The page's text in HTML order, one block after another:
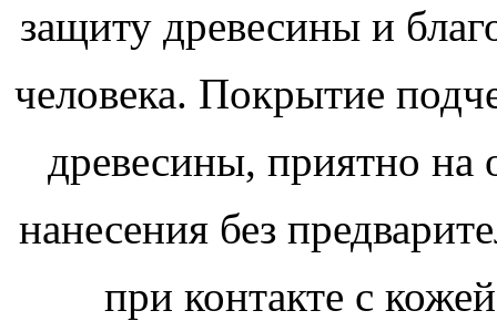
защиту древесины и
человека. Покрытие
древесины, приятно
нанесения без
при контакте с